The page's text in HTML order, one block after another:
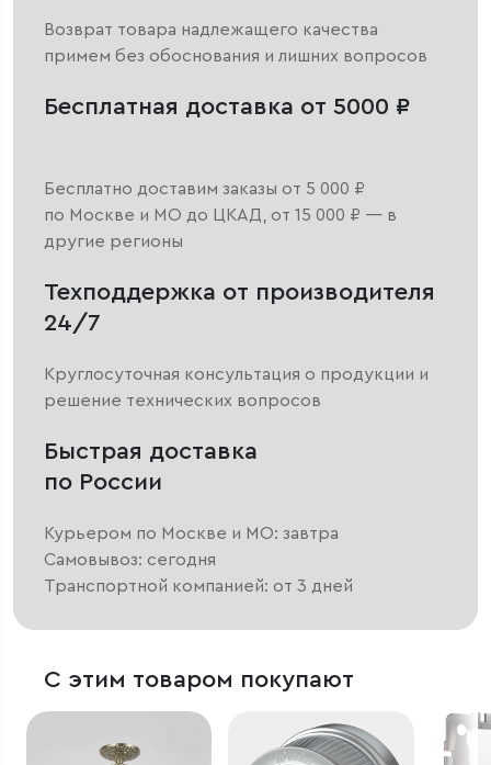
Возврат товара надлежащего качества
примем без обоснования и лишних вопросов
Бесплатная доставка от 5000 ₽
Бесплатно доставим заказы от 5 000 ₽
по Москве и МО до ЦКАД, от 15 000 ₽ — в
другие регионы
Техподдержка от производителя
24/7
Круглосуточная консультация о продукции и
решение технических вопросов
Быстрая доставка
по России
Курьером по Москве и МО: завтра
Самовывоз: сегодня
Транспортной компанией: от 3 дней
С этим товаром покупают